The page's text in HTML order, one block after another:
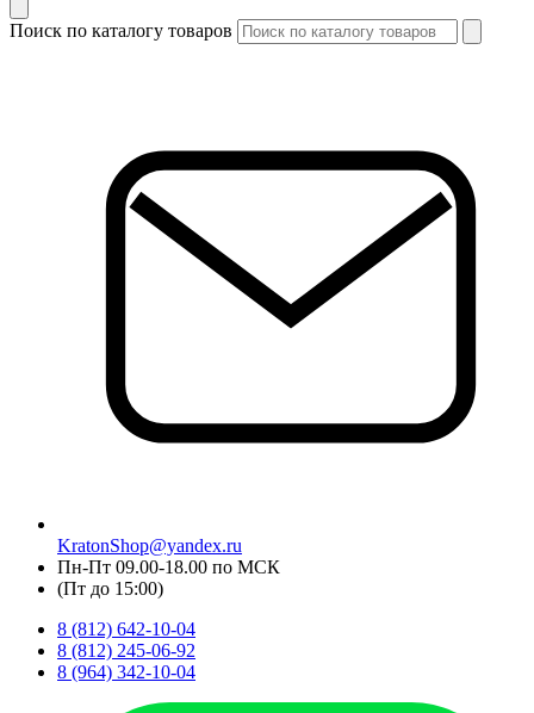
Поиск по каталогу товаров
KratonShop@yandex.ru
Пн-Пт 09.00-18.00 по МСК
(Пт до 15:00)
8 (812) 642-10-04
8 (812) 245-06-92
8 (964) 342-10-04